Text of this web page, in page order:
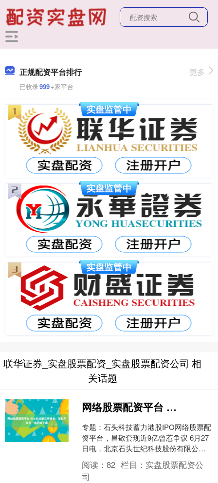
正规配资平台排行
已收录999+家平台
更多
联华证券_实盘股票配资_实盘股票配资公司 相
关话题
网络股票配资平台 石头科技港交所递表：增收不增利，毛利率下滑
专题：石头科技蓄力港股IPO网络股票配
资平台，昌敬套现近9亿曾惹争议 6月27
日电，北京石头世纪科技股份有限公司
向港交所提交上市申请书。 石头科技是
智能家用机器....
阅读：82 栏目： 实盘股票配资公
司